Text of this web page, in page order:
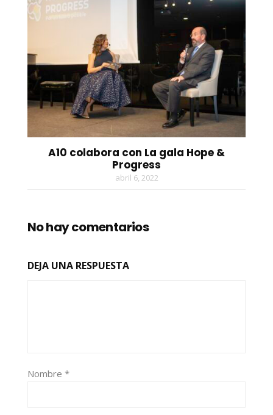
A10 colabora con La gala Hope &
Progress
abril 6, 2022
No hay comentarios
DEJA UNA RESPUESTA
Nombre *